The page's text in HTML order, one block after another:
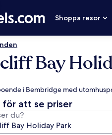
Shoppa resor
Bay
i Bembridge med
för att se priser
du?